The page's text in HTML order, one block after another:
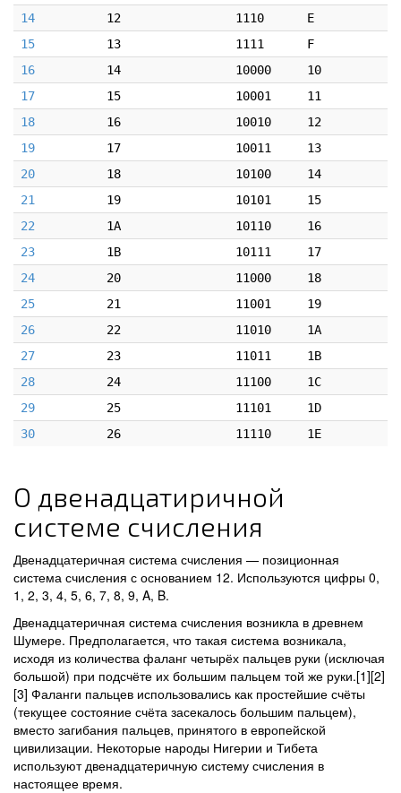
14
12 1110
E
15
13 1111
F
16
14 10000
10
17
15 10001
11
18
16 10010
12
19
17 10011
13
20
18 10100
14
21
19 10101
15
22
1A 10110
16
23
1B 10111
17
24
20 11000
18
25
21 11001
19
26
22 11010
1A
27
23 11011
1B
28
24 11100
1C
29
25 11101
1D
30
26 11110 1E
О двенадцатиричной
системе счисления
Двенадцатеричная система счисления — позиционная
система счисления с основанием 12. Используются цифры 0,
1, 2, 3, 4, 5, 6, 7, 8, 9, A, B.
Двенадцатеричная система счисления возникла в древнем
Шумере. Предполагается, что такая система возникала,
исходя из количества фаланг четырёх пальцев руки (исключая
большой) при подсчёте их большим пальцем той же руки.[1][2]
[3] Фаланги пальцев использовались как простейшие счёты
(текущее состояние счёта засекалось большим пальцем),
вместо загибания пальцев, принятого в европейской
цивилизации. Некоторые народы Нигерии и Тибета
используют двенадцатеричную систему счисления в
настоящее время.